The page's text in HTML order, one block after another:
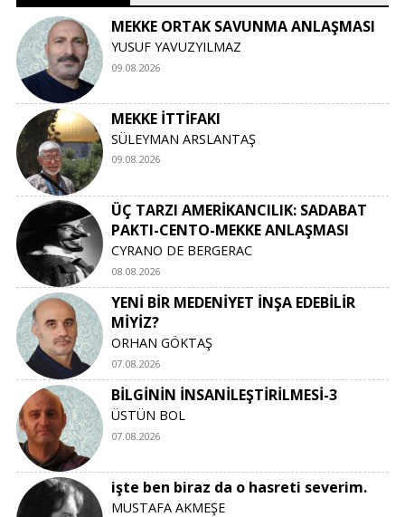
MEKKE ORTAK SAVUNMA ANLAŞMASI
YUSUF YAVUZYILMAZ
09.08.2026
MEKKE İTTİFAKI
SÜLEYMAN ARSLANTAŞ
09.08.2026
ÜÇ TARZI AMERİKANCILIK: SADABAT
PAKTI-CENTO-MEKKE ANLAŞMASI
CYRANO DE BERGERAC
08.08.2026
YENİ BİR MEDENİYET İNŞA EDEBİLİR
MİYİZ?
ORHAN GÖKTAŞ
07.08.2026
BİLGİNİN İNSANİLEŞTİRİLMESİ-3
ÜSTÜN BOL
07.08.2026
işte ben biraz da o hasreti severim.
MUSTAFA AKMEŞE